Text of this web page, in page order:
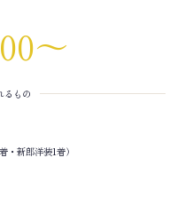
～
るもの
・新郎洋装1着）